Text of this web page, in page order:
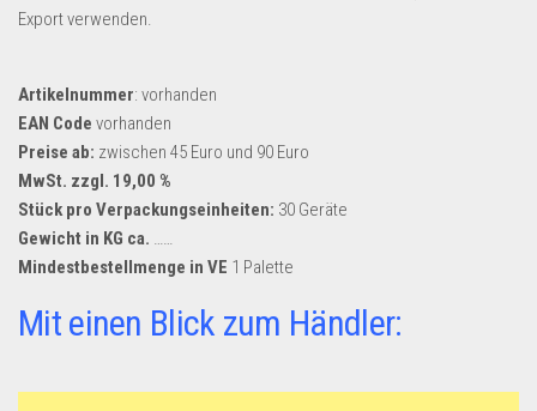
Restposten-Angebote
eBay Restposten kaufen
Sonderposten-Angebote
Saison & Eventprodkte
Dropshipping-Produkte
B2B Produkte
Amazon
Export verwenden.
Artikelnummer: vorhanden
EAN Code vorhanden
Preise ab: zwischen 45 Euro und 90 Euro
MwSt. zzgl. 19,00 %
Stück pro Verpackungseinheiten: 30 Geräte
Gewicht in KG ca. ……
Mindestbestellmenge in VE 1 Palette
Mit einen Blick zum Händler: